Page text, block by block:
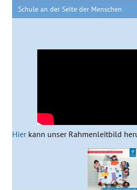
Schule an der Seite der Menschen
Hierkann unser Rahmenleitbild